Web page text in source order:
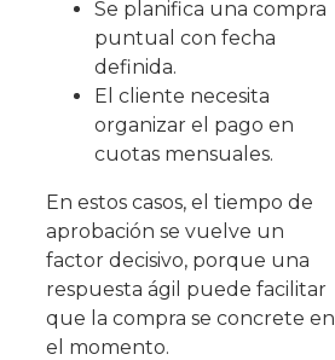
Se planifica una compra
puntual con fecha
definida.
El cliente necesita
organizar el pago en
cuotas mensuales.
En estos casos, el tiempo de
aprobación se vuelve un
factor decisivo, porque una
respuesta ágil puede facilitar
que la compra se concrete en
el momento.